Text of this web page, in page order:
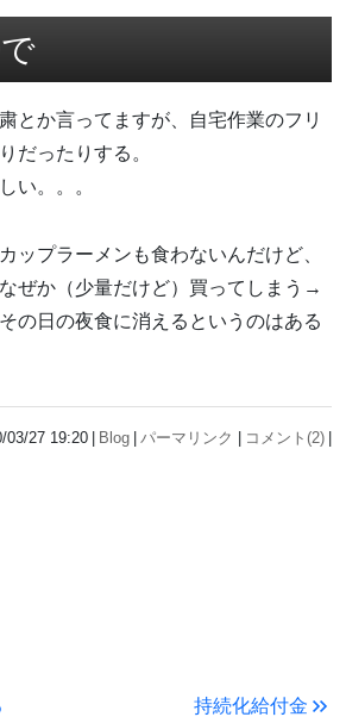
とか言ってますが、自宅作業のフリ
だったりする。
い。。。
ップラーメンも食わないんだけど、
ぜか（少量だけど）買ってしまう→
の日の夜食に消えるというのはある
03/27 19:20 Blog パーマリンク コメント(2)
持続化給付金